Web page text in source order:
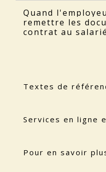
Quand
remettre les
contrat au
Textes de
Services en ligne
Pour en savoir